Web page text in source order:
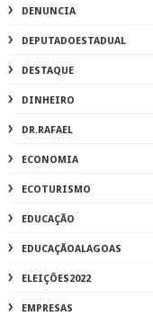
DENUNCIA
DEPUTADOESTADUAL
DESTAQUE
DINHEIRO
DR.RAFAEL
ECONOMIA
ECOTURISMO
EDUCAÇÃO
EDUCAÇÃOALAGOAS
ELEIÇÕES2022
EMPRESAS